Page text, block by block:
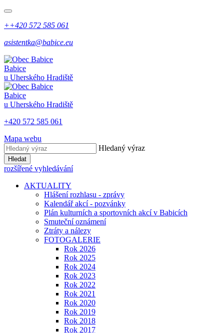
++420 572 585 061
asistentka@babice.eu
Babice
u Uherského Hradiště
Babice
u Uherského Hradiště
+420 572 585 061
Mapa webu
Hledaný výraz
Hledat
rozšířené vyhledávání
AKTUALITY
Hlášení rozhlasu - zprávy
Kalendář akcí - pozvánky
Plán kulturních a sportovních akcí v Babicích
Smuteční oznámení
Ztráty a nálezy
FOTOGALERIE
Rok 2026
Rok 2025
Rok 2024
Rok 2023
Rok 2022
Rok 2021
Rok 2020
Rok 2019
Rok 2018
Rok 2017